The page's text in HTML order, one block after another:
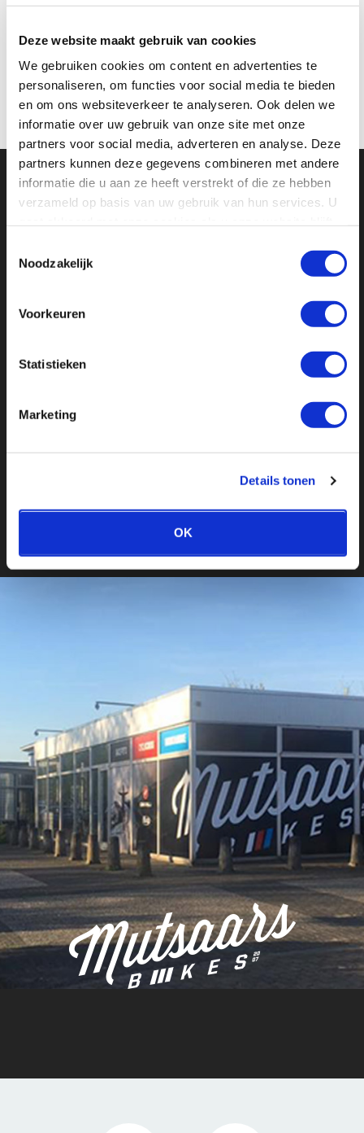
Deze website maakt gebruik van cookies
We gebruiken cookies om content en advertenties te
personaliseren, om functies voor social media te bieden
en om ons websiteverkeer te analyseren. Ook delen we
informatie over uw gebruik van onze site met onze
partners voor social media, adverteren en analyse. Deze
partners kunnen deze gegevens combineren met andere
informatie die u aan ze heeft verstrekt of die ze hebben
verzameld op basis van uw gebruik van hun services. U
Noodzakelijk
Voorkeuren
Statistieken
Marketing
Details tonen
OK
Bezoek onze
ruime
showroom
gewoon lekker rondkijken? De koffie staat klaar in